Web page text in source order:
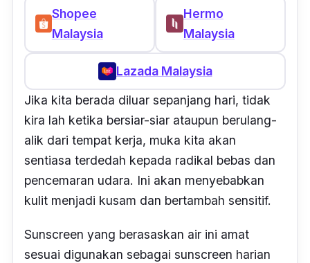
Shopee
Malaysia
Hermo
Malaysia
Lazada Malaysia
Jika kita berada diluar sepanjang hari, tidak
kira lah ketika bersiar-siar ataupun berulang-
alik dari tempat kerja, muka kita akan
sentiasa terdedah kepada radikal bebas dan
pencemaran udara. Ini akan menyebabkan
kulit menjadi kusam dan bertambah sensitif.
Sunscreen yang berasaskan air ini amat
sesuai digunakan sebagai sunscreen harian